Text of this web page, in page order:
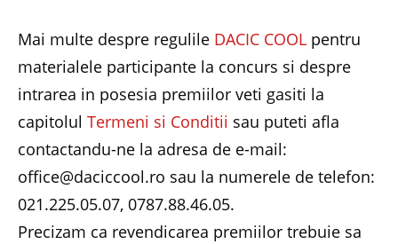
Mai multe despre regulile DACIC COOL pentru
materialele participante la concurs si despre
intrarea in posesia premiilor veti gasiti la
capitolul Termeni si Conditii sau puteti afla
contactandu-ne la adresa de e-mail:
office@daciccool.ro sau la numerele de telefon:
021.225.05.07, 0787.88.46.05.
Precizam ca revendicarea premiilor trebuie sa